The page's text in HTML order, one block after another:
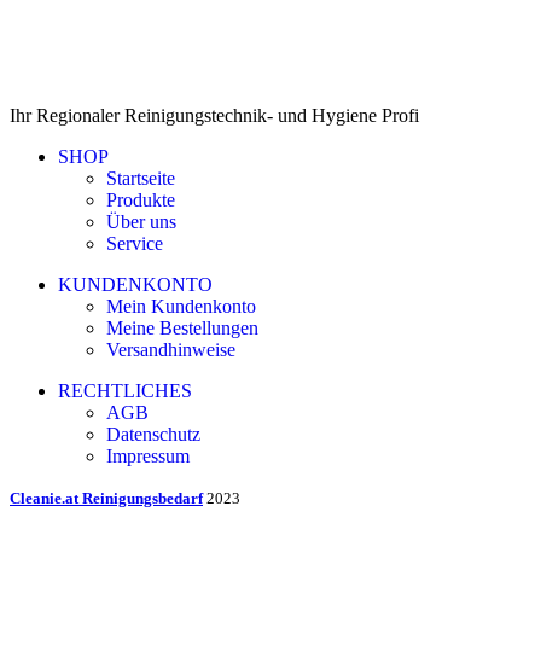
Ihr Regionaler Reinigungstechnik- und Hygiene Profi
SHOP
Startseite
Produkte
Über uns
Service
KUNDENKONTO
Mein Kundenkonto
Meine Bestellungen
Versandhinweise
RECHTLICHES
AGB
Datenschutz
Impressum
Cleanie.at Reinigungsbedarf 2023